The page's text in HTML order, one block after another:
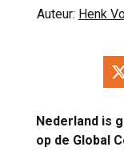
Auteur: Henk
Nederland is
op de Global